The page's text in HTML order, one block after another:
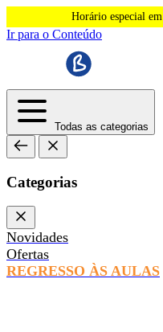
Horário especial em
Ir para o Conteúdo
Todas as categorias
Categorias
Novidades
Ofertas
REGRESSO ÀS AULAS